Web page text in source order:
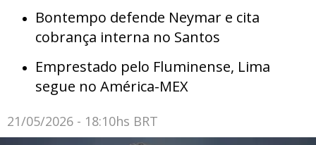
Bontempo defende Neymar e cita
cobrança interna no Santos
Emprestado pelo Fluminense, Lima
segue no América-MEX
21/05/2026 - 18:10hs BRT